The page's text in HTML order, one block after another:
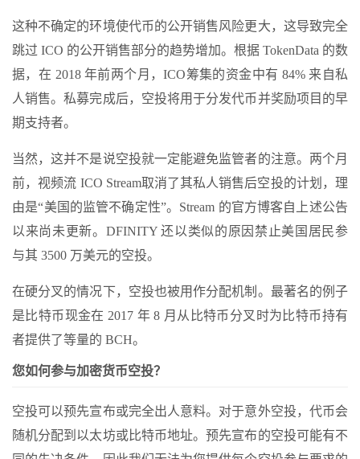
这种不确定的环境使代币的公开销售风险更大，这导致完全
跳过 ICO 的公开销售部分的趋势增加。根据 TokenData 的数
据，在 2018 年前两个月，ICO筹集的资金中有 84% 来自私
人销售。私募完成后，空投将用于分发代币并奖励项目的早
期支持者。
当然，这并不是说空投就一定能避免监管者的注意。两个月
前，视频流 ICO Stream取消了其私人销售后空投的计划 ，理
由是“美国的监管不确定性”。Stream 的官方博客自上述公告
以来尚未更新。DFINITY 还以类似的原因 禁止美国居民参
与其 3500 万美元的空投。
在硬分叉的情况下，空投也被用作分配机制。最著名的例子
是比特币现金在 2017 年 8 月从比特币分叉时为比特币持有
者提供了等量的 BCH。
您如何参与加密货币空投？
空投可以预先宣布或完全出人意料。对于意外空投，代币会
随机分配到以太坊或比特币地址。预先宣布的空投可能有不